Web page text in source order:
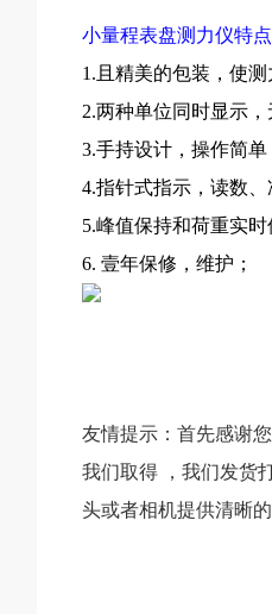
小量程表盘测力仪特
1.且精美的包装，使
2.两种单位同时显示
3.手持设计，操作简
4.指针式指示，读数
5.峰值保持和荷重实
6. 壹年保修，维护；
友情提示：首先感谢
我们取得
，我们发货
头或者相机提供清晰